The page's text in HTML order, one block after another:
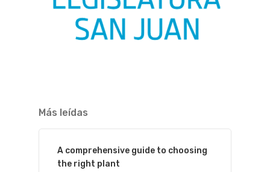
Más leídas
A comprehensive guide to choosing
the right plant